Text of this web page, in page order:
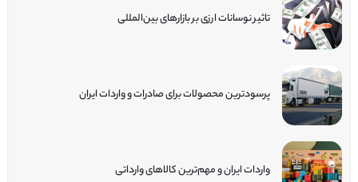
تاثیر نوسانات ارزی بر بازارهای بین‌المللی
پرسودترین محصولات برای صادرات و واردات ایران
واردات ایران و مهم‌ترین کالاهای وارداتی